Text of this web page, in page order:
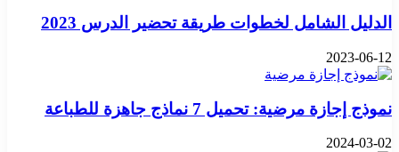
الدليل الشامل لخطوات طريقة تحضير الدرس 2023
2023-06-12
نموذج إجازة مرضية: تحميل 7 نماذج جاهزة للطباعة
2024-03-02